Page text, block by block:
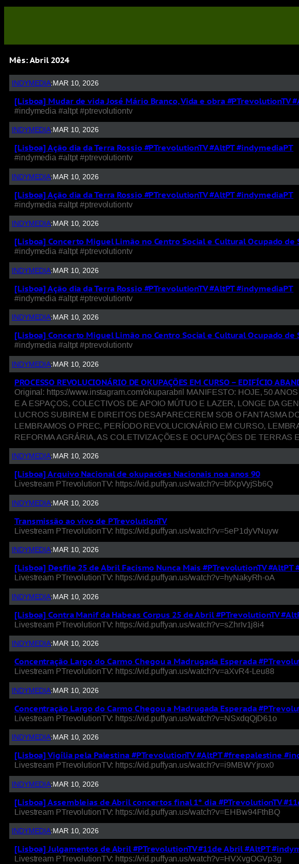
Mês:Abril 2024
INDYMEDIA:MAR 10, 2026
[Lisboa] Mudar de vida José Mário Branco, Vida e obra #PTrevolutionTV
#indymedia #altpt #ptrevolutiontv
INDYMEDIA: MAR 10, 2026
[Lisboa] Ação dia da Terra Rossio #PTrevolutionTV #AltPT #indymediaPT
#indymedia #altpt #ptrevolutiontv
INDYMEDIA:MAR 10, 2026
[Lisboa] Ação dia da Terra Rossio #PTrevolutionTV #AltPT #indymediaPT
#indymedia #altpt #ptrevolutiontv
INDYMEDIA: MAR 10, 2026
[Lisboa] Concerto Miguel Limão no Centro Social e Cultural Ocupado de
#indymedia #altpt #ptrevolutiontv
INDYMEDIA:MAR 10, 2026
[Lisboa] Ação dia da Terra Rossio #PTrevolutionTV #AltPT #indymediaPT
#indymedia #altpt #ptrevolutiontv
INDYMEDIA: MAR 10, 2026
[Lisboa] Concerto Miguel Limão no Centro Social e Cultural Ocupado de
#indymedia #altpt #ptrevolutiontv
INDYMEDIA:MAR 10, 2026
PROCESSO REVOLUCIONÁRIO DE OKUPAÇÕES EM CURSO – EDIFÍCIO
Original: https://www.instagram.com/okuparabril MANIFESTO: HOJE, 50
E A ESPAÇOS, COLECTIVOS DE APOIO MÚTUO E LAZER, LONGE DA
LUCROS SUBIREM E DIREITOS DESAPARECEREM SOB O FANTASMA
LEMBRAMOS O PREC, PERÍODO REVOLUCIONÁRIO EM CURSO,
REFORMA AGRÁRIA, AS COLETIVIZAÇÕES E OCUPAÇÕES DE
INDYMEDIA: MAR 10, 2026
[Lisboa] Arquivo Nacional de okupacões Nacionais noa anos 90
Livestream PTrevolutionTV: https://vid.puffyan.us/watch?v=bfXpVyjSb6Q
INDYMEDIA:MAR 10, 2026
Transmissão ao vivo de PTrevolutionTV
Livestream PTrevolutionTV: https://vid.puffyan.us/watch?v=5eP1dyVNuyw
INDYMEDIA: MAR 10, 2026
[Lisboa] Desfile 25 de Abril Facismo Nunca Mais #PTrevolutionTV #AltPT
Livestream PTrevolutionTV: https://vid.puffyan.us/watch?v=hyNakyRh-oA
INDYMEDIA:MAR 10, 2026
[Lisboa] Contra Manif da Habeas Corpus 25 de Abril #PTrevolutionTV
Livestream PTrevolutionTV: https://vid.puffyan.us/watch?v=sZhrIv1j8i4
INDYMEDIA: MAR 10, 2026
Concentração Largo do Carmo Chegou a Madrugada Esperada
Livestream PTrevolutionTV: https://vid.puffyan.us/watch?v=aXvR4-Leu88
INDYMEDIA:MAR 10, 2026
Concentração Largo do Carmo Chegou a Madrugada Esperada
Livestream PTrevolutionTV: https://vid.puffyan.us/watch?v=NSxdqQjD61o
INDYMEDIA: MAR 10, 2026
[Lisboa] Vigília pela Palestina #PTrevolutionTV #AltPT #freepalestine
Livestream PTrevolutionTV: https://vid.puffyan.us/watch?v=i9MBWYjrox0
INDYMEDIA:MAR 10, 2026
[Lisboa] Assembleias de Abril concertos final 1° dia #PTrevolutionTV
Livestream PTrevolutionTV: https://vid.puffyan.us/watch?v=EHBw94FthBQ
INDYMEDIA: MAR 10, 2026
[Lisboa] Julgamentos de Abril #PTrevolutionTV #11de Abril #AltPT
Livestream PTrevolutionTV: https://vid.puffyan.us/watch?v=HVXvgOGVp3g